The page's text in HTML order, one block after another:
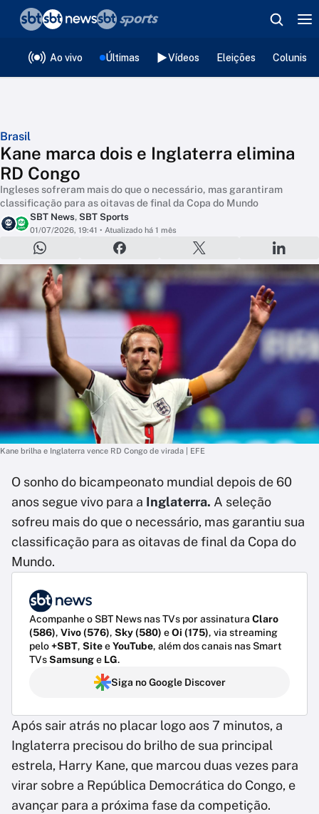
Ao vivo Últimas Vídeos Eleições
Brasil
Kane marca dois e Inglaterra elimina
RD Congo
Ingleses sofreram mais do que o necessário, mas garantiram
classificação para as oitavas de final da Copa do Mundo
SBT News, SBT Sports
01/07/2026, 19:41 • Atualizado há 1 mês
Kane brilha e Inglaterra vence RD Congo de virada | EFE
O sonho do bicampeonato mundial depois de 60
anos segue vivo para a Inglaterra. A seleção
sofreu mais do que o necessário, mas garantiu sua
classificação para as oitavas de final da Copa do
Mundo.
Acompanhe o SBT News nas TVs por assinatura Claro
(586), Vivo (576), Sky (580) eOi (175), via streaming
pelo+SBT, SiteeYouTube, além dos canais nas Smart
TVsSamsunge LG.
Siga no Google Discover
Após sair atrás no placar logo aos 7 minutos, a
Inglaterra precisou do brilho de sua principal
estrela, Harry Kane, que marcou duas vezes para
virar sobre a República Democrática do Congo, e
avançar para a próxima fase da competição.
❮voltar
Editorias